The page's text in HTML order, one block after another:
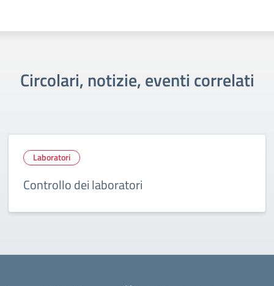
Circolari, notizie, eventi correlati
Laboratori
Controllo dei laboratori